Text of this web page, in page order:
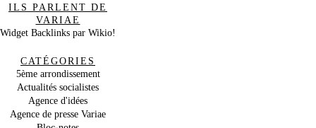
ILS PARLENT DE
VARIAE
Widget Backlinks par Wikio!
CATÉGORIES
5ème arrondissement
Actualités socialistes
Agence d'idées
Agence de presse Variae